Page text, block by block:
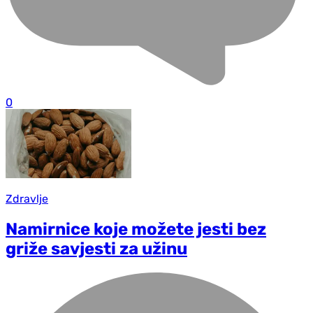
0
Zdravlje
Namirnice koje možete jesti bez
griže savjesti za užinu